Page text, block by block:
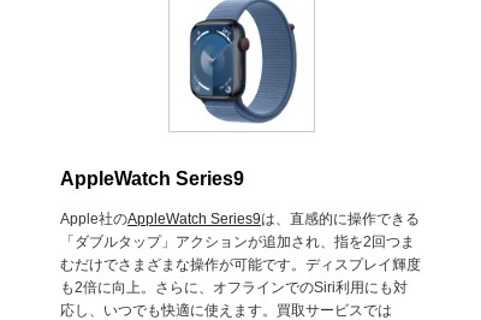
AppleWatch Series9
Apple社のAppleWatch Series9は、直感的に操作できる
「ダブルタップ」アクションが追加され、指を2回つま
むだけでさまざまな操作が可能です。ディスプレイ輝度
も2倍に向上。さらに、オフラインでのSiri利用にも対
応し、いつでも快適に使えます。買取サービスでは